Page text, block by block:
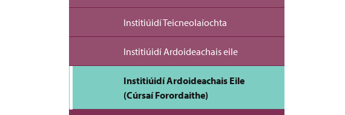
Institiúidí Teicneolaíochta
Institiúidí Ardoideachais eile
Institiúidí Ardoideachais Eile
(Cúrsaí Forordaithe)